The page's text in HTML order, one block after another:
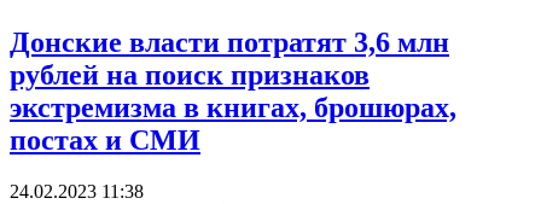
Донские власти потратят 3,6 млн
рублей на поиск признаков
экстремизма в книгах, брошюрах,
постах и СМИ
24.02.2023 11:38